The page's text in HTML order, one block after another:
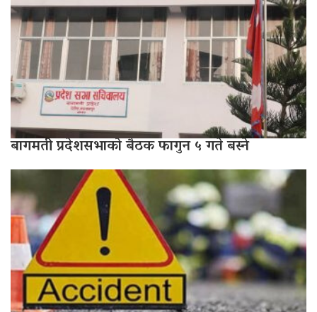
बागमती प्रदेशसभाको बैठक फागुन ५ गते बस्ने